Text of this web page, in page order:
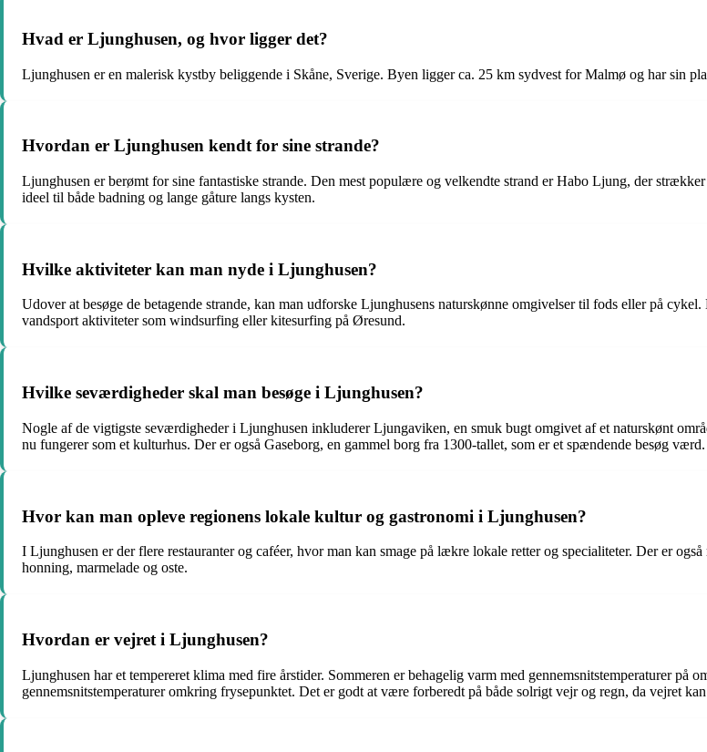
Hvad er Ljunghusen, og hvor ligger det?
Ljunghusen er en malerisk kystby beliggende i Skåne, Sverige. Byen ligger ca. 25 km sydvest for Malmø og har sin
Hvordan er Ljunghusen kendt for sine strande?
Ljunghusen er berømt for sine fantastiske strande. Den mest populære og velkendte strand er Habo Ljung, der
ideel til både badning og lange gåture langs kysten.
Hvilke aktiviteter kan man nyde i Ljunghusen?
Udover at besøge de betagende strande, kan man udforske Ljunghusens naturskønne omgivelser til fods eller på
vandsport aktiviteter som windsurfing eller kitesurfing på Øresund.
Hvilke seværdigheder skal man besøge i Ljunghusen?
Nogle af de vigtigste seværdigheder i Ljunghusen inkluderer Ljungaviken, en smuk bugt omgivet af et naturskønt
nu fungerer som et kulturhus. Der er også Gaseborg, en gammel borg fra 1300-tallet, som er et spændende besøg værd.
Hvor kan man opleve regionens lokale kultur og gastronomi i Ljunghusen?
I Ljunghusen er der flere restauranter og caféer, hvor man kan smage på lækre lokale retter og specialiteter. Der er
honning, marmelade og oste.
Hvordan er vejret i Ljunghusen?
Ljunghusen har et tempereret klima med fire årstider. Sommeren er behagelig varm med gennemsnitstemperaturer på
gennemsnitstemperaturer omkring frysepunktet. Det er godt at være forberedt på både solrigt vejr og regn, da vejret